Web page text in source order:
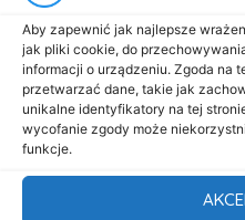
Aby zapewnić jak najlepsze
jak pliki cookie, do
informacji o urządzeniu. Zgoda na
przetwarzać dane, takie jak
unikalne identyfikatory na tej
wycofanie zgody może
funkcje.
Menu
Start
O nas
Oferta
Cennik